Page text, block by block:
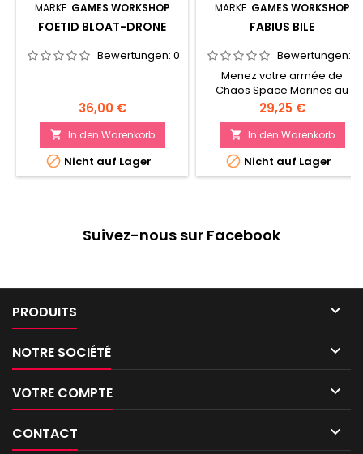
MARKE: GAMES WORKSHOP
FOETID BLOAT-DRONE
Bewertungen: 0
Preis
36,00 €
 In den Warenkorb
 Nicht auf Lager
MARKE: GAMES WORKSHOP
FABIUS BILE
Bewertungen:
Menez votre armée de
Chaos Space Marines au
combat Améliorez vos
guerriers par la manipulation
génétique Faites-vous
assister dans vos
expériences par un Surgeon
Acolyte
Preis
29,25 €
 In den Warenkorb
 Nicht auf Lager
Suivez-nous sur Facebook
PRODUITS 
NOTRE SOCIÉTÉ 
VOTRE COMPTE 
CONTACT 